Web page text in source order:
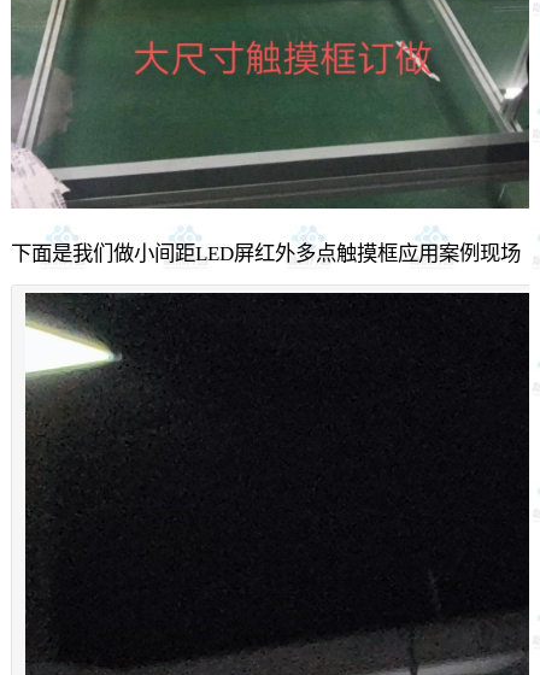
下面是我们做小间距LED屏红外多点触摸框应用案例现场